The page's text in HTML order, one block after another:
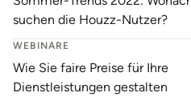
suchen die Houzz-Nutzer?
WEBINARE
Wie Sie faire Preise für Ihre
Dienstleistungen gestalten